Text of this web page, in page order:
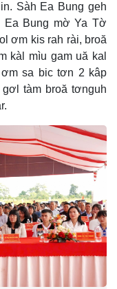
Sàh Ea Bung geh
Bung mờ Ya Tờ
ơm kis rah rài, broă
kàl mìu gam uă kal
sa bic tơn 2 kâp
tàm broă tơnguh